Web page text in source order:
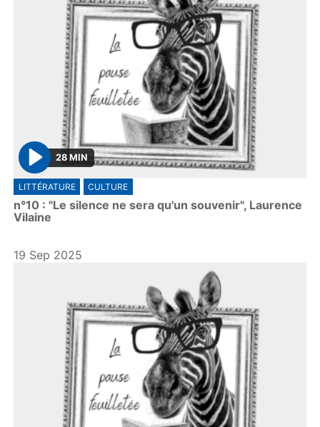
P
l
a
y
28 MIN
LITTÉRATURE CULTURE
n°10 : "Le silence ne sera qu'un souvenir", Laurence
Vilaine
19 Sep 2025